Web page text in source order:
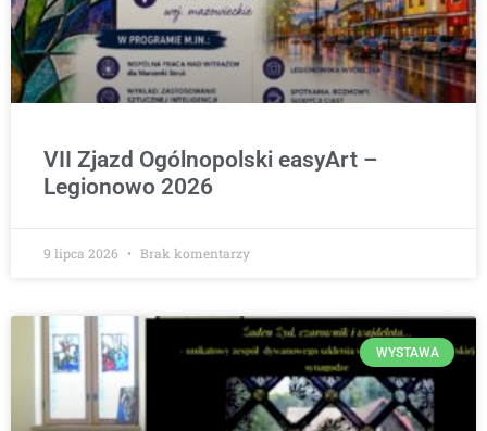
VII Zjazd Ogólnopolski easyArt –
Legionowo 2026
9 lipca 2026 Brak komentarzy
WYSTAWA